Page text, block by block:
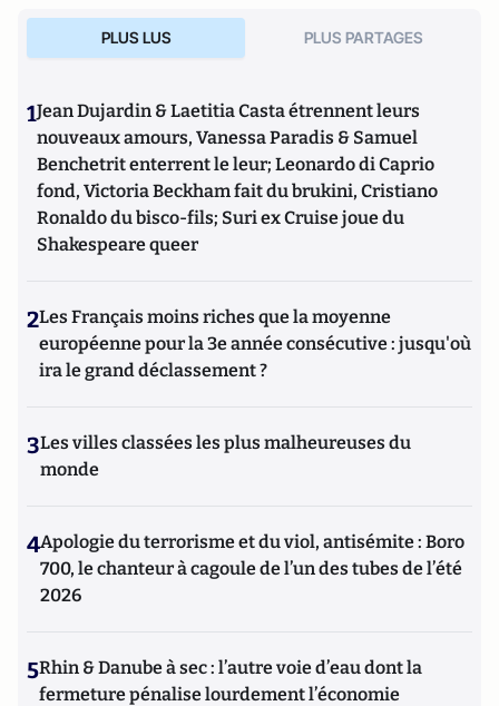
PLUS LUS PLUS PARTAGES
1Jean Dujardin & Laetitia Casta étrennent leurs
nouveaux amours, Vanessa Paradis & Samuel
Benchetrit enterrent le leur; Leonardo di Caprio
fond, Victoria Beckham fait du brukini, Cristiano
Ronaldo du bisco-fils; Suri ex Cruise joue du
Shakespeare queer
2Les Français moins riches que la moyenne
européenne pour la 3e année consécutive : jusqu'où
ira le grand déclassement ?
3Les villes classées les plus malheureuses du
monde
4Apologie du terrorisme et du viol, antisémite : Boro
700, le chanteur à cagoule de l’un des tubes de l’été
2026
5Rhin & Danube à sec : l’autre voie d’eau dont la
fermeture pénalise lourdement l’économie